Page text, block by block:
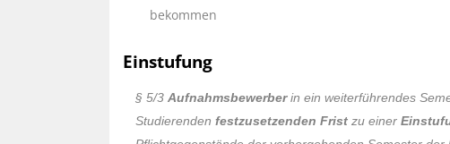
bekommen
Einstufung
§ 5/3 Aufnahmsbewerberin ein weiterführendes
Studierenden festzusetzenden Frist zu einer